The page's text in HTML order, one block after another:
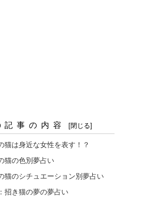
記事の内容
猫は身近な女性を表す！？
猫の色別夢占い
猫のシチュエーション別夢占い
招き猫の夢の夢占い